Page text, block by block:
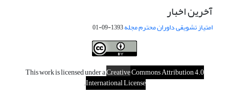
آخرین اخبار
امتیاز تشویقی داوران محترم مجله1393-09-01
This work is licensed under aCreativeCommons Attribution 4.0
International License
.